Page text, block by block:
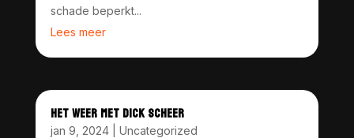
schade beperkt...
Lees meer
HET WEER MET DICK SCHEER
jan 9, 2024| Uncategorized